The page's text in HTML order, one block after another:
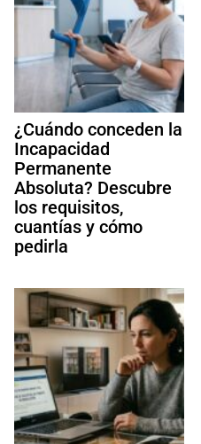
¿Cuándo conceden la
Incapacidad
Permanente
Absoluta? Descubre
los requisitos,
cuantías y cómo
pedirla